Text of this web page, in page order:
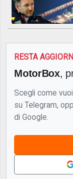
RESTA
MotorBox,
Scegli come
su Telegram,
di Google.